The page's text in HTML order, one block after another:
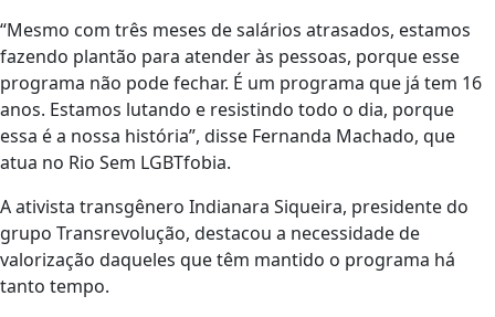
“Mesmo com três meses de salários atrasados, estamos
fazendo plantão para atender às pessoas, porque esse
programa não pode fechar. É um programa que já tem 16
anos. Estamos lutando e resistindo todo o dia, porque
essa é a nossa história”, disse Fernanda Machado, que
atua no Rio Sem LGBTfobia.
A ativista transgênero Indianara Siqueira, presidente do
grupo Transrevolução, destacou a necessidade de
valorização daqueles que têm mantido o programa há
tanto tempo.